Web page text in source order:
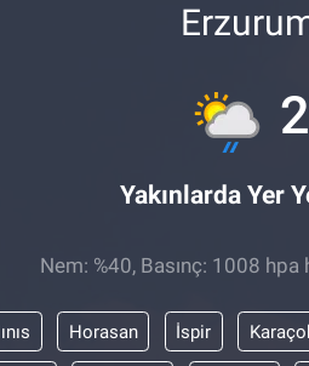
Yakınlarda Yer
Nem: %40, Basınç: 1008
Horasan İspir